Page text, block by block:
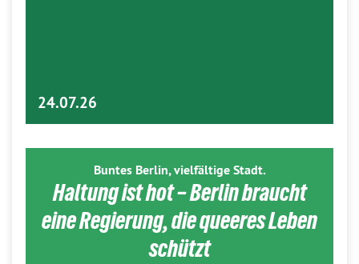
24.07.26
Buntes Berlin, vielfältige Stadt.
Haltung ist hot – Berlin braucht
eine Regierung, die queeres Leben
schützt